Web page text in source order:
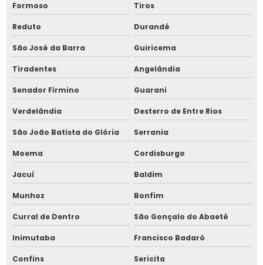
Formoso Tiros
Reduto Durandé
São José da Barra Guiricema
Tiradentes Angelândia
Senador Firmino Guarani
Verdelândia Desterro de Entre Rios
São João Batista do Glória Serrania
Moema Cordisburgo
Jacuí Baldim
Munhoz Bonfim
Curral de Dentro São Gonçalo do Abaeté
Inimutaba Francisco Badaró
Confins Sericita